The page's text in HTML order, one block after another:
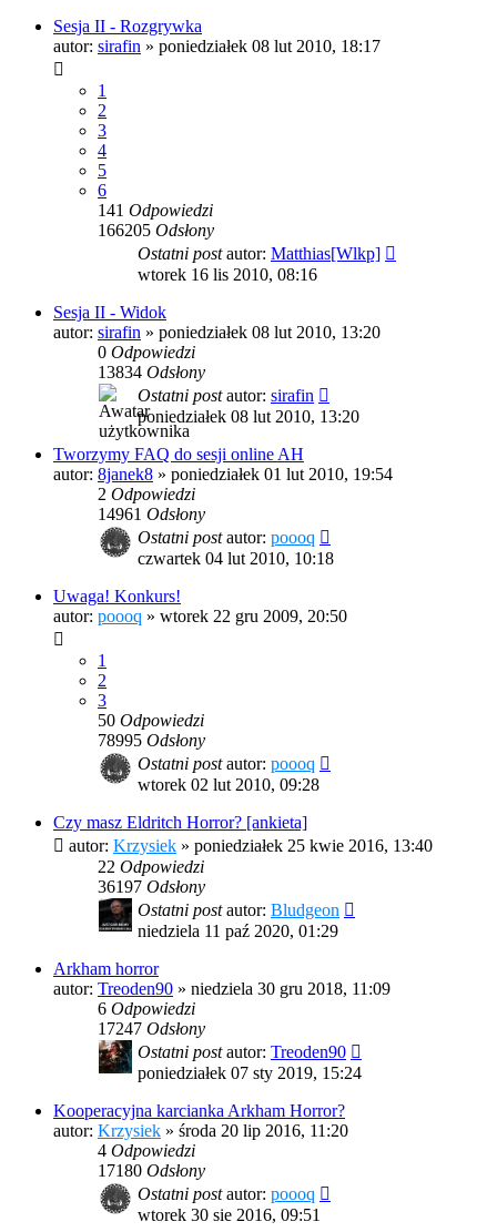
Sesja II - Rozgrywka
autor: sirafin » poniedziałek 08 lut 2010, 18:17
1
2
3
4
5
6
141 Odpowiedzi
166205 Odsłony
Ostatni postautor: Matthias[Wlkp]
wtorek 16 lis 2010, 08:16
Sesja II - Widok
autor: sirafin » poniedziałek 08 lut 2010, 13:20
0 Odpowiedzi
13834 Odsłony
Ostatni postautor: sirafin
poniedziałek 08 lut 2010, 13:20
Tworzymy FAQ do sesji online AH
autor: 8janek8 » poniedziałek 01 lut 2010, 19:54
2 Odpowiedzi
14961 Odsłony
Ostatni postautor: poooq
czwartek 04 lut 2010, 10:18
Uwaga! Konkurs!
autor: poooq » wtorek 22 gru 2009, 20:50
1
2
3
50 Odpowiedzi
78995 Odsłony
Ostatni postautor: poooq
wtorek 02 lut 2010, 09:28
Czy masz Eldritch Horror? [ankieta]
autor: Krzysiek » poniedziałek 25 kwie 2016, 13:40
22 Odpowiedzi
36197 Odsłony
Ostatni postautor: Bludgeon
niedziela 11 paź 2020, 01:29
Arkham horror
autor: Treoden90 » niedziela 30 gru 2018, 11:09
6 Odpowiedzi
17247 Odsłony
Ostatni postautor: Treoden90
poniedziałek 07 sty 2019, 15:24
Kooperacyjna karcianka Arkham Horror?
autor: Krzysiek » środa 20 lip 2016, 11:20
4 Odpowiedzi
17180 Odsłony
Ostatni postautor: poooq
wtorek 30 sie 2016, 09:51